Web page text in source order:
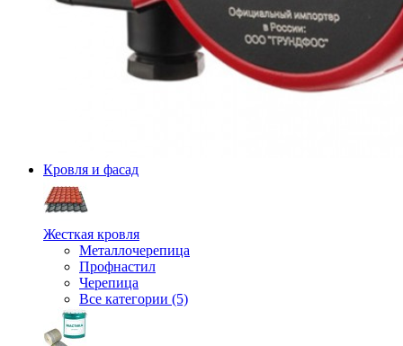
Кровля и фасад
Жесткая кровля
Металлочерепица
Профнастил
Черепица
Все категории (5)